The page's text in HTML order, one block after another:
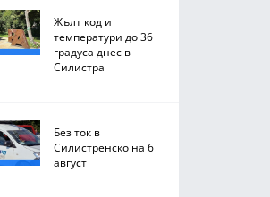
Жълт код и
температури до 36
градуса днес в
Силистра
Без ток в
Силистренско на 6
август